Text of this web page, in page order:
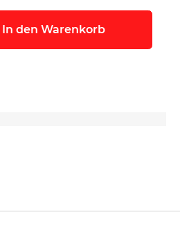
In den Warenkorb